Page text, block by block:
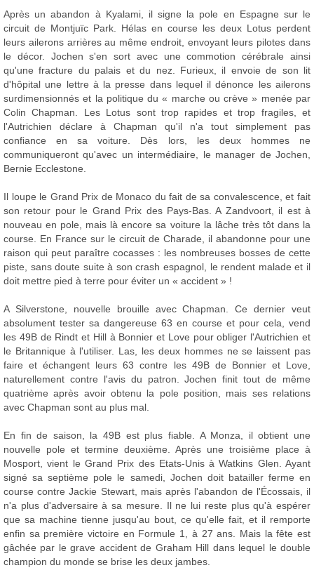
Après un abandon à Kyalami, il signe la pole en Espagne sur le
circuit de Montjuïc Park. Hélas en course les deux Lotus perdent
leurs ailerons arrières au même endroit, envoyant leurs pilotes dans
le décor. Jochen s'en sort avec une commotion cérébrale ainsi
qu'une fracture du palais et du nez. Furieux, il envoie de son lit
d'hôpital une lettre à la presse dans lequel il dénonce les ailerons
surdimensionnés et la politique du « marche ou crève » menée par
Colin Chapman. Les Lotus sont trop rapides et trop fragiles, et
l'Autrichien déclare à Chapman qu'il n'a tout simplement pas
confiance en sa voiture. Dès lors, les deux hommes ne
communiqueront qu'avec un intermédiaire, le manager de Jochen,
Bernie Ecclestone.
Il loupe le Grand Prix de Monaco du fait de sa convalescence, et fait
son retour pour le Grand Prix des Pays-Bas. A Zandvoort, il est à
nouveau en pole, mais là encore sa voiture la lâche très tôt dans la
course. En France sur le circuit de Charade, il abandonne pour une
raison qui peut paraître cocasses : les nombreuses bosses de cette
piste, sans doute suite à son crash espagnol, le rendent malade et il
doit mettre pied à terre pour éviter un « accident » !
A Silverstone, nouvelle brouille avec Chapman. Ce dernier veut
absolument tester sa dangereuse 63 en course et pour cela, vend
les 49B de Rindt et Hill à Bonnier et Love pour obliger l'Autrichien et
le Britannique à l'utiliser. Las, les deux hommes ne se laissent pas
faire et échangent leurs 63 contre les 49B de Bonnier et Love,
naturellement contre l'avis du patron. Jochen finit tout de même
quatrième après avoir obtenu la pole position, mais ses relations
avec Chapman sont au plus mal.
En fin de saison, la 49B est plus fiable. A Monza, il obtient une
nouvelle pole et termine deuxième. Après une troisième place à
Mosport, vient le Grand Prix des Etats-Unis à Watkins Glen. Ayant
signé sa septième pole le samedi, Jochen doit batailler ferme en
course contre Jackie Stewart, mais après l'abandon de l'Écossais, il
n'a plus d'adversaire à sa mesure. Il ne lui reste plus qu'à espérer
que sa machine tienne jusqu'au bout, ce qu'elle fait, et il remporte
enfin sa première victoire en Formule 1, à 27 ans. Mais la fête est
gâchée par le grave accident de Graham Hill dans lequel le double
champion du monde se brise les deux jambes.